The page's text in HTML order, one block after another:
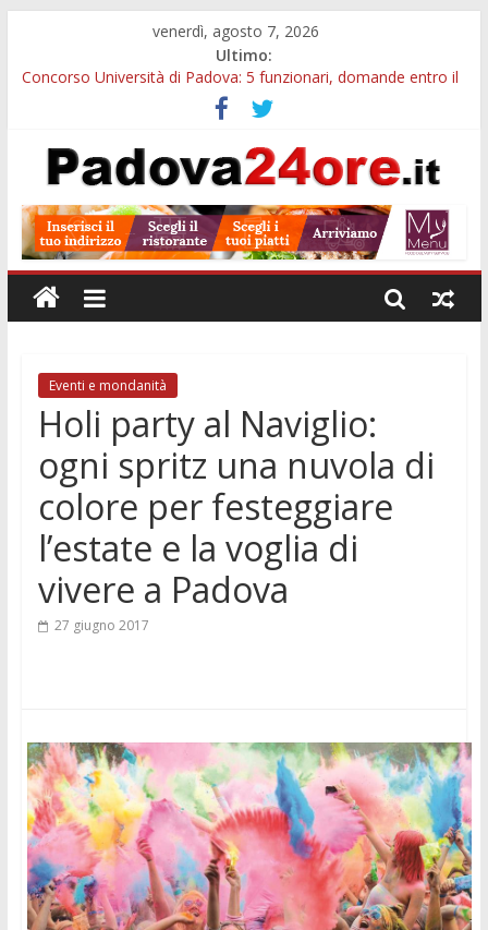
venerdì, agosto 7, 2026
Ultimo:
Concorso Università di Padova: 5 funzionari, domande entro il
Notizie di Padova alle ore 10: arresto, fermata Busitalia e
tregua dal caldo
Slow Looking agli Eremitani: un’ora per osservare davvero
Notizie di Padova alle ore 21: lavoratore morto, credito sul
gasolio e IA nei Comuni
Orto Botanico Padova: visite ed escursioni fino a settembre
Eventi e mondanità
Holi party al Naviglio:
ogni spritz una nuvola di
colore per festeggiare
l’estate e la voglia di
vivere a Padova
27 giugno 2017